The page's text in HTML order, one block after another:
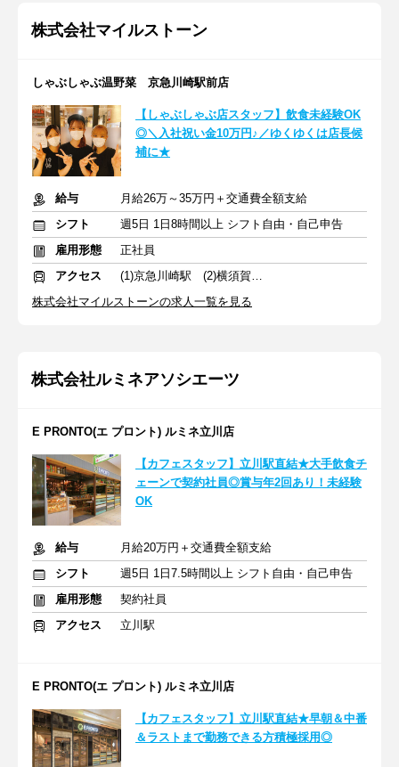
株式会社マイルストーン
しゃぶしゃぶ温野菜 京急川崎駅前店
【しゃぶしゃぶ店スタッフ】飲食未経験OK
◎＼入社祝い金10万円♪／ゆくゆくは店長候
補に★
給与
月給26万～35万円＋交通費全額支給
シフト
週5日 1日8時間以上 シフト自由・自己申告
雇用形態
正社員
アクセス
(1)京急川崎駅 (2)横須賀中央駅 (3)秋葉原駅
株式会社マイルストーンの求人一覧を見る
株式会社ルミネアソシエーツ
E PRONTO(エ プロント) ルミネ立川店
【カフェスタッフ】立川駅直結★大手飲食チ
ェーンで契約社員◎賞与年2回あり！未経験
OK
給与
月給20万円＋交通費全額支給
シフト
週5日 1日7.5時間以上 シフト自由・自己申告
雇用形態
契約社員
アクセス
立川駅
E PRONTO(エ プロント) ルミネ立川店
【カフェスタッフ】立川駅直結★早朝＆中番
＆ラストまで勤務できる方積極採用◎